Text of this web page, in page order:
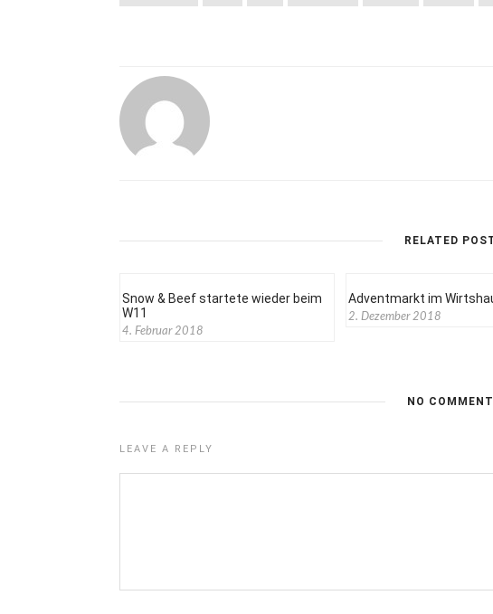
RELATED
Snow & Beef startete wieder beim
W11
4. Februar 2018
Adventmarkt im
2. Dezember 2018
NO
LEAVE A REPLY